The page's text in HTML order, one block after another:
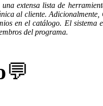
extensa lista de
al cliente.
en el catálogo. El sistema
del programa.
💬